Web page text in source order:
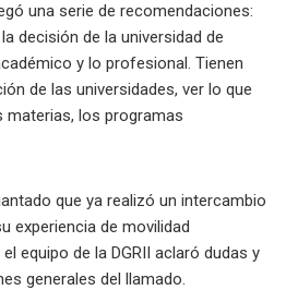
una serie de recomendaciones:
decisión de la universidad de
y lo profesional. Tienen
de las universidades, ver lo que
materias, los programas
que ya realizó un intercambio
experiencia de movilidad
equipo de la DGRII aclaró dudas y
generales del llamado.